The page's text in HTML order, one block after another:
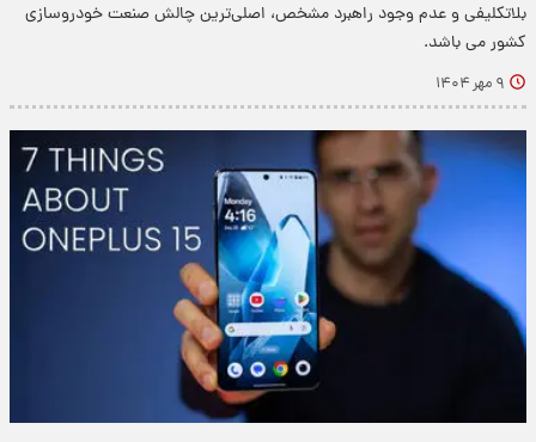
بلاتکلیفی و عدم وجود راهبرد مشخص، اصلی‌ترین چالش صنعت خودروسازی
کشور می باشد.
۹ مهر ۱۴۰۴